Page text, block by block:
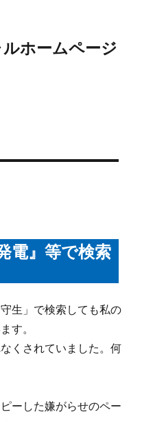
ホームページ
電』等で検索
生」で検索しても私の
す。
くされていました。何
ーした嫌がらせのペー